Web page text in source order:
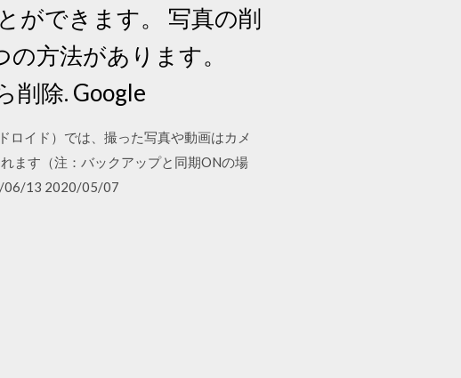
ができます。 写真の削
方法があります。
削除. Google
ロイド）では、撮った写真や動画はカメ
ます（注：バックアップと同期ONの場
06/13 2020/05/07